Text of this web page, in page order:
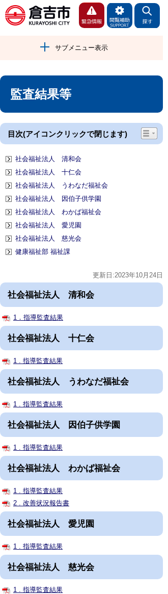
サブメニュー表示
監査結果等
目次(アイコンクリックで閉じます)
社会福祉法人 清和会
社会福祉法人 十仁会
社会福祉法人 うわなだ福祉会
社会福祉法人 因伯子供学園
社会福祉法人 わかば福祉会
社会福祉法人 愛児園
社会福祉法人 慈光会
健康福祉部 福祉課
更新日:2023年10月24日
社会福祉法人 清和会
1．指導監査結果
社会福祉法人 十仁会
1 . 指導監査結果
社会福祉法人 うわなだ福祉会
1 . 指導監査結果
社会福祉法人 因伯子供学園
1 . 指導監査結果
社会福祉法人 わかば福祉会
1 . 指導監査結果
2 . 改善状況報告書
社会福祉法人 愛児園
1 . 指導監査結果
社会福祉法人 慈光会
1 . 指導監査結果